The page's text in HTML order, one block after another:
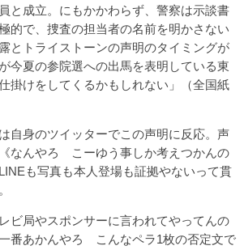
と成立。にもかかわらず、警察は示談書
的で、捜査の担当者の名前を明かさない
とトライストーンの声明のタイミングが
今夏の参院選への出馬を表明している東
掛けをしてくるかもしれない」（全国紙
自身のツイッターでこの声明に反応。声
なんやろ こーゆう事しか考えつかんの
も写真も本人登場も証拠やないって貫
ビ局やスポンサーに言われてやってんの
番あかんやろ こんなペラ1枚の否定文で